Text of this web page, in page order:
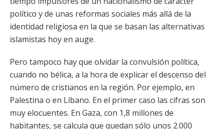
político y de unas reformas sociales más allá de la
identidad religiosa en la que se basan las alternativas
islamistas hoy en auge.
Pero tampoco hay que olvidar la convulsión política,
cuando no bélica, a la hora de explicar el descenso del
número de cristianos en la región. Por ejemplo, en
Palestina o en Líbano. En el primer caso las cifras son
muy elocuentes. En Gaza, con 1,8 millones de
habitantes, se calcula que quedan sólo unos 2.000